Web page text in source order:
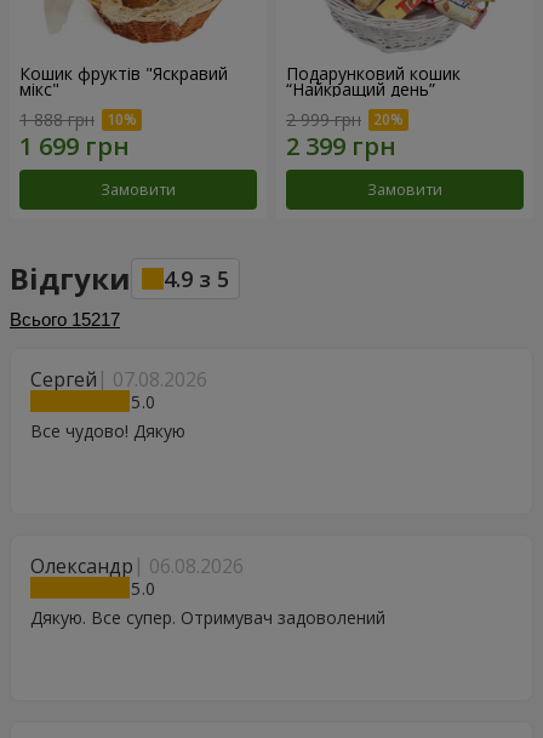
Кошик фруктів "Яскравий
мікс"
1 888 грн
Замовити
Подарунковий кошик
“Найкращий день”
2 999 грн
Замовити
Відгуки 4.9 з 5
Всього 15217
Сергей 07.08.2026
5
Все чудово! Дякую
Олександр 06.08.2026
5
Дякую. Все супер. Отримувач задоволений